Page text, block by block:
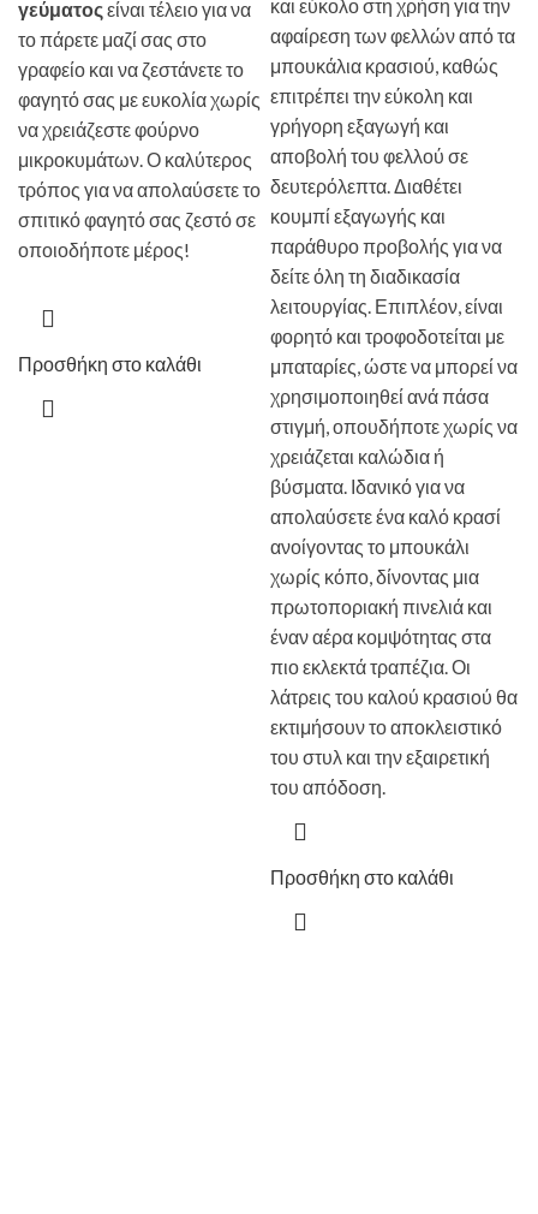
γεύματοςείναι τέλειο για να
το πάρετε μαζί σας στο
γραφείο και να ζεστάνετε το
φαγητό σας με ευκολία χωρίς
να χρειάζεστε φούρνο
μικροκυμάτων. Ο καλύτερος
τρόπος για να απολαύσετε το
σπιτικό φαγητό σας ζεστό σε
οποιοδήποτε μέρος!
Προσθήκη στο καλάθι
και εύκολο στη χρήση για την
αφαίρεση των φελλών από τα
μπουκάλια κρασιού, καθώς
επιτρέπει την εύκολη και
γρήγορη εξαγωγή και
αποβολή του φελλού σε
δευτερόλεπτα. Διαθέτει
κουμπί εξαγωγής και
παράθυρο προβολής για να
δείτε όλη τη διαδικασία
λειτουργίας. Επιπλέον, είναι
φορητό και τροφοδοτείται με
μπαταρίες, ώστε να μπορεί να
χρησιμοποιηθεί ανά πάσα
στιγμή, οπουδήποτε χωρίς να
χρειάζεται καλώδια ή
βύσματα. Ιδανικό για να
απολαύσετε ένα καλό κρασί
ανοίγοντας το μπουκάλι
χωρίς κόπο, δίνοντας μια
πρωτοποριακή πινελιά και
έναν αέρα κομψότητας στα
πιο εκλεκτά τραπέζια. Οι
λάτρεις του καλού κρασιού θα
εκτιμήσουν το αποκλειστικό
του στυλ και την εξαιρετική
του απόδοση.
Προσθήκη στο καλάθι